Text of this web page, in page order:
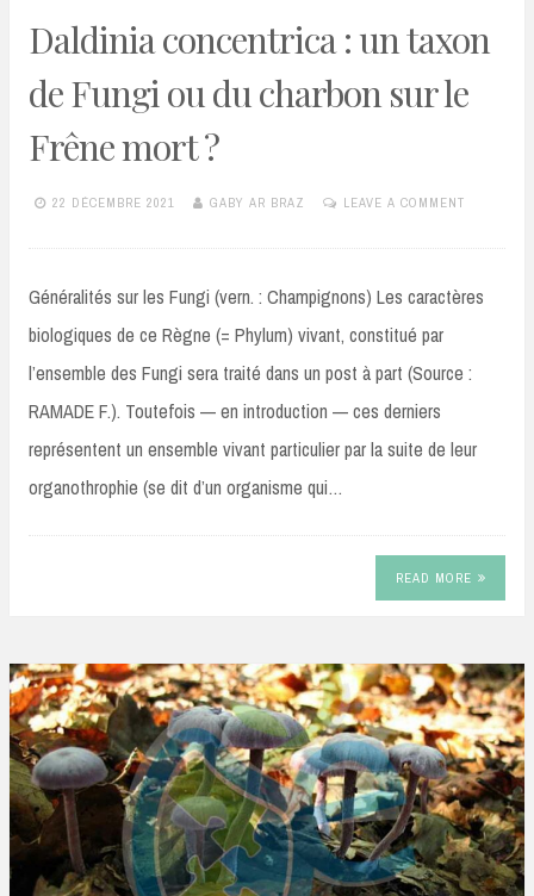
Daldinia concentrica : un taxon
de Fungi ou du charbon sur le
Frêne mort ?
22 DÉCEMBRE 2021 GABY AR BRAZ LEAVE A COMMENT
Généralités sur les Fungi (vern. : Champignons) Les caractères
biologiques de ce Règne (= Phylum) vivant, constitué par
l’ensemble des Fungi sera traité dans un post à part (Source :
RAMADE F.). Toutefois — en introduction — ces derniers
représentent un ensemble vivant particulier par la suite de leur
organothrophie (se dit d’un organisme qui…
READ MORE